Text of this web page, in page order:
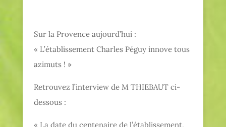
Sur la Provence aujourd’hui :
« L’établissement Charles Péguy innove tous
azimuts ! »
Retrouvez l’interview de M THIEBAUT ci-
dessous :
« La date du centenaire de l’établissement,